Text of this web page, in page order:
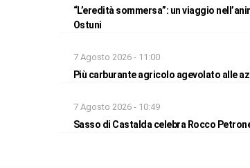
“L’eredità sommersa”: un viaggio
Ostuni
7 Agosto 2026 - 11:00
Più carburante agricolo agevolato alle
7 Agosto 2026 - 10:49
Sasso di Castalda celebra Rocco